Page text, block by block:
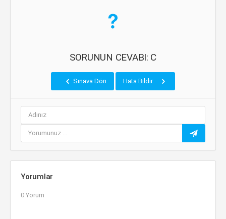
SORUNUN CEVABI: C
Sınava Dön Hata Bildir
Yorumlar
0 Yorum